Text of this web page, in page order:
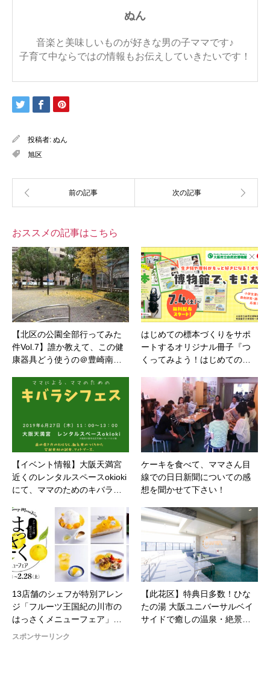
ぬん
音楽と美味しいものが好きな男の子ママです♪
子育て中ならではの情報もお伝えしていきたいです！
投稿者: ぬん
旭区
おススメの記事はこちら
【北区の公園全部行ってみた
件Vol.7】誰か教えて、この健
康器具どう使うの＠豊崎南…
はじめての標本づくりをサポ
ートするオリジナル冊子『つ
くってみよう！はじめての…
【イベント情報】大阪天満宮
近くのレンタルスペースokioki
にて、ママのためのキバラ…
ケーキを食べて、ママさん目
線での日日新聞についての感
想を聞かせて下さい！
13店舗のシェフが特別アレン
ジ「フルーツ王国紀の川市の
はっさくメニューフェア」…
【此花区】特典日多数！ひな
たの湯 大阪ユニバーサルベイ
サイドで癒しの温泉・絶景…
スポンサーリンク